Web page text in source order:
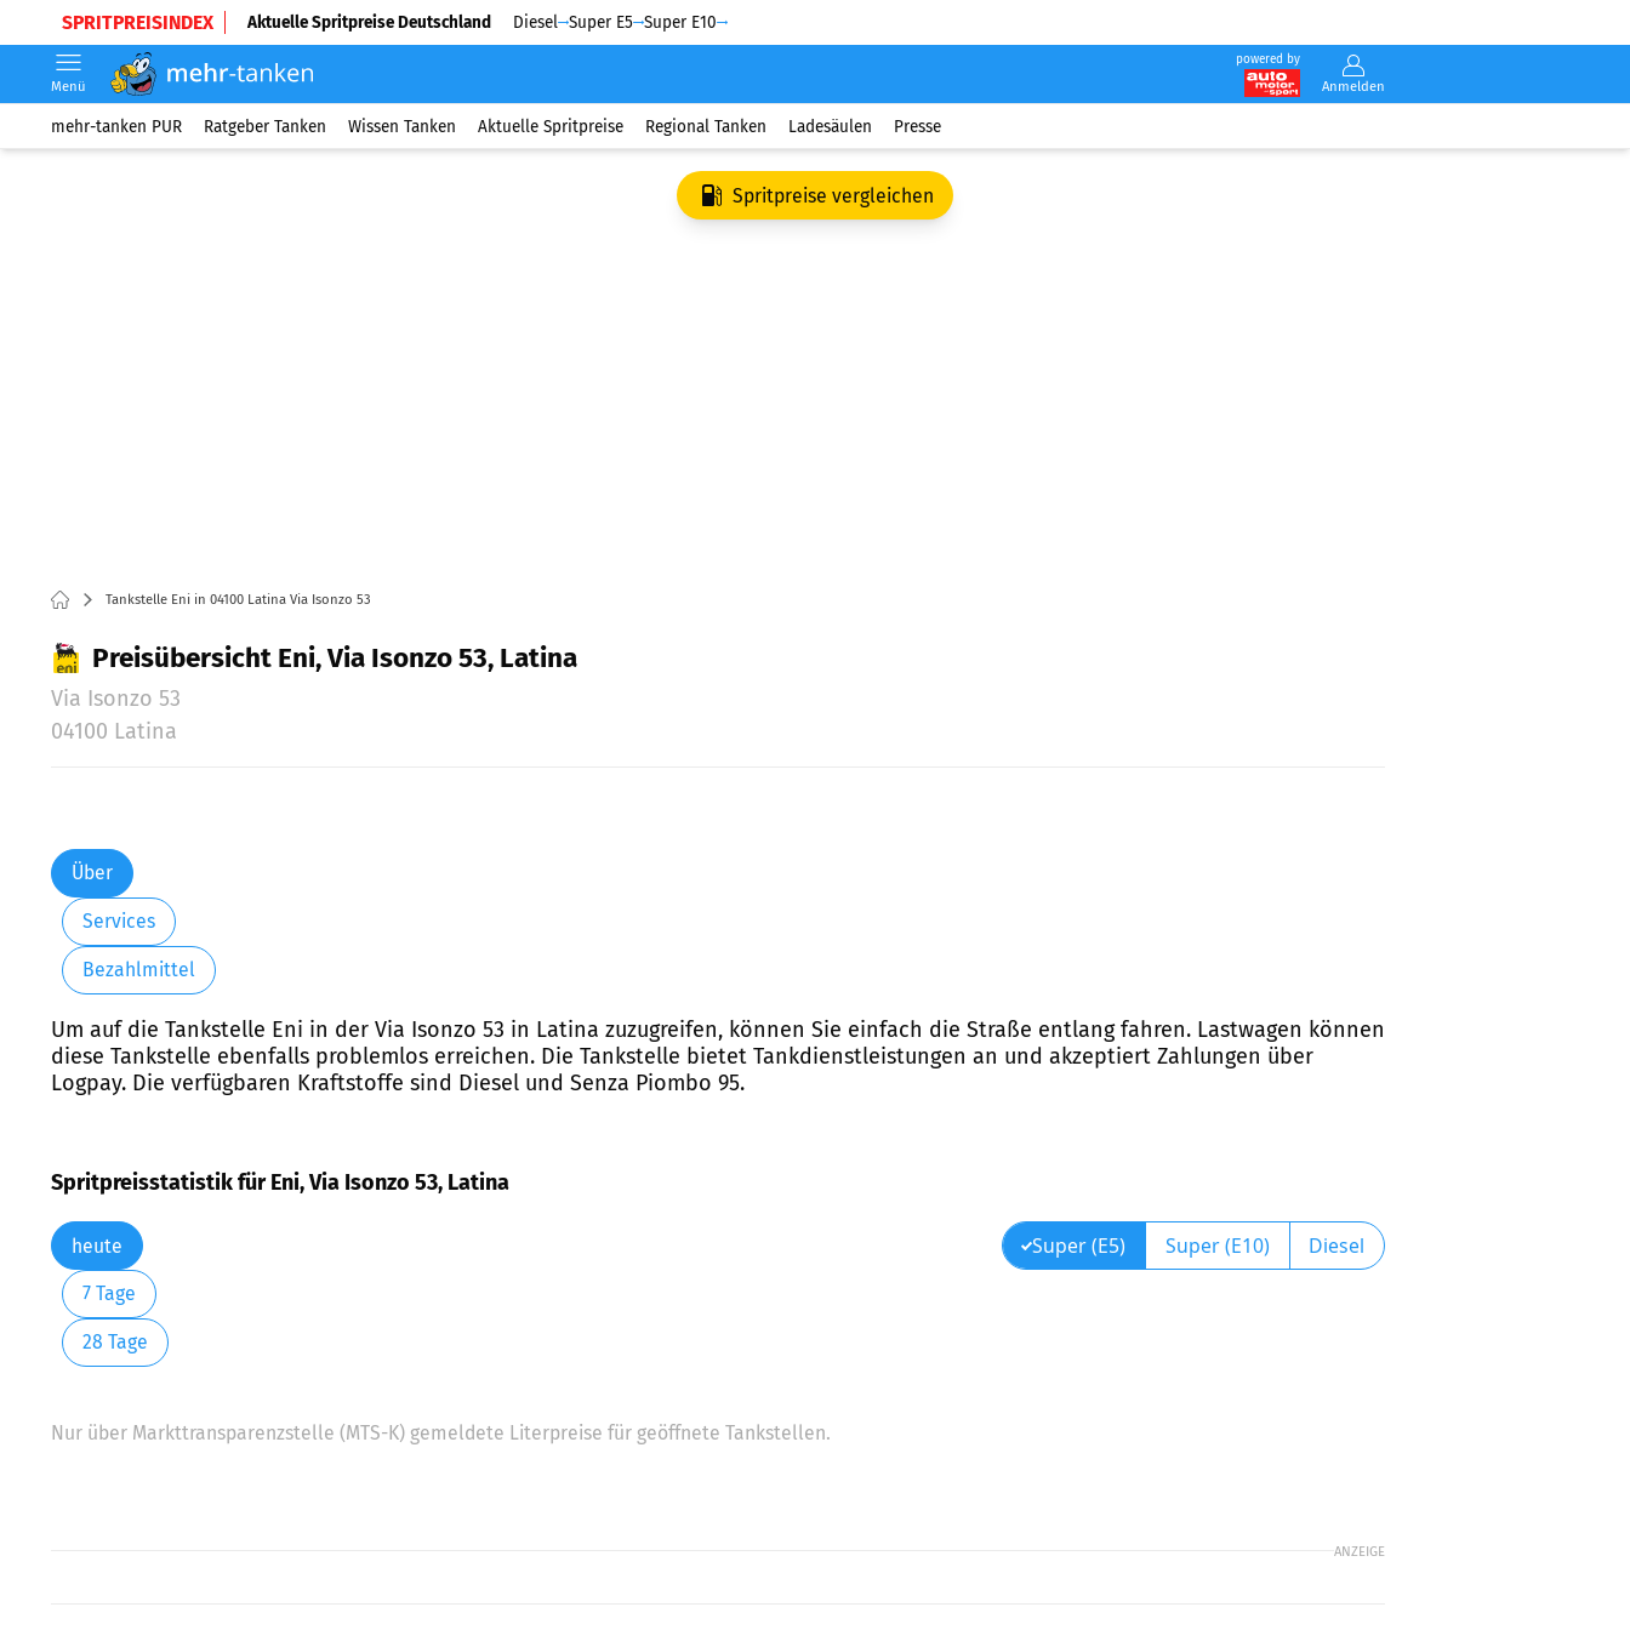
SPRITPREISINDEX Aktuelle Spritpreise Deutschland Diesel Super E5 Super E10
powered by
Anmelden
Menü
mehr-tanken PUR Ratgeber Tanken Wissen Tanken Aktuelle Spritpreise Regional Tanken Ladesäulen Presse
Spritpreise vergleichen
Tankstelle Eni in 04100 Latina Via Isonzo 53
Preisübersicht Eni, Via Isonzo 53, Latina
Via Isonzo 53
04100 Latina
Über
Services
Bezahlmittel
Um auf die Tankstelle Eni in der Via Isonzo 53 in Latina zuzugreifen, können Sie einfach die Straße entlang fahren. Lastwagen können
diese Tankstelle ebenfalls problemlos erreichen. Die Tankstelle bietet Tankdienstleistungen an und akzeptiert Zahlungen über
Logpay. Die verfügbaren Kraftstoffe sind Diesel und Senza Piombo 95.
Spritpreisstatistik für Eni, Via Isonzo 53, Latina
heute
7 Tage
28 Tage
Super (E5) Super (E10) Diesel
Nur über Markttransparenzstelle (MTS-K) gemeldete Literpreise für geöffnete Tankstellen.
ANZEIGE